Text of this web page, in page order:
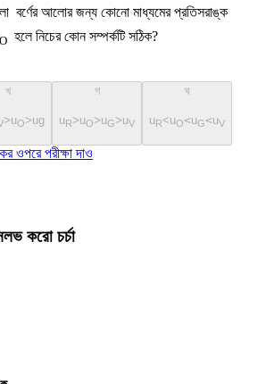
বর্ণের আলোর জন্য কোনো মাধ্যমের প্রতিসরাঙ্ক
O হলে নিচের কোন সম্পর্কটি সঠিক?
খ
>uO>ug
গ
uR>uO>uG>uV
ঘ
uR<uO<uG<uV
ওপরে পরীক্ষা দাও
করো চর্চা